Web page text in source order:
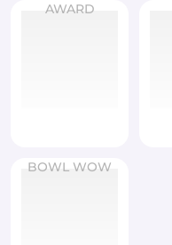
AWARD
BOWL WOW